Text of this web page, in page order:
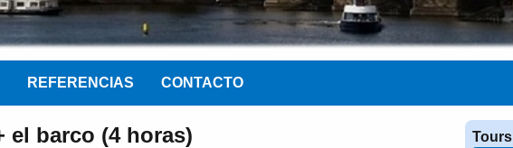
REFERENCIAS CONTACTO
el barco (4 horas)
Tours